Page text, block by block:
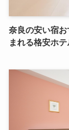
奈良の安い宿
まれる格安ホ